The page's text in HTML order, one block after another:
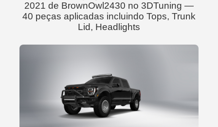
2021 de BrownOwl2430 no 3DTuning —
40 peças aplicadas incluindo Tops, Trunk
Lid, Headlights